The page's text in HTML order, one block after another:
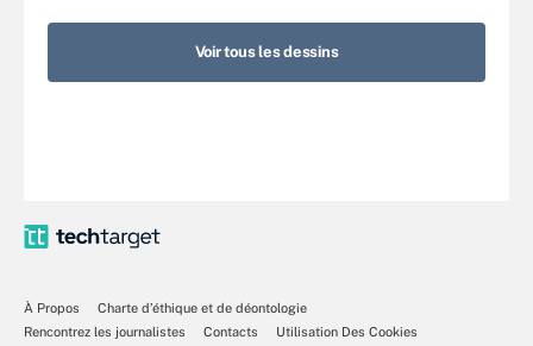
Voir tous les dessins
À Propos
Charte d’éthique et de déontologie
Rencontrez les journalistes
Contacts
Utilisation Des Cookies